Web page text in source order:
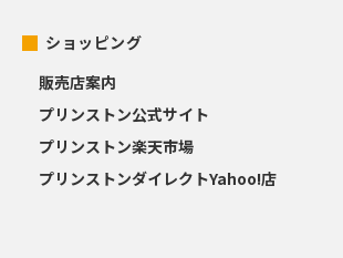
ショッピング
販売店案内
プリンストン公式サイト
プリンストン楽天市場
プリンストンダイレクトYahoo!店